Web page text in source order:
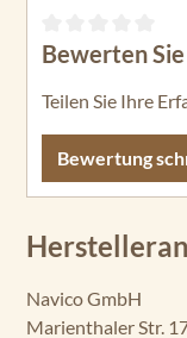
Durchschnittliche
Bewerten
Teilen Sie Ihre
Bewertung
Navico GmbH
Marienthaler Str.